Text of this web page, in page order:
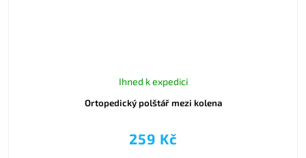
Ortopedický polštář mezi kolena
Ihned k expedici
259 Kč